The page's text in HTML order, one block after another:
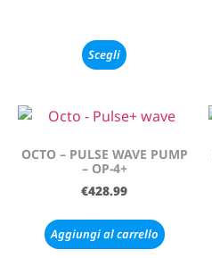
Scegli
OCTO – PULSE WAVE PUMP
– OP-4+
€428.99
Aggiungi al carrello